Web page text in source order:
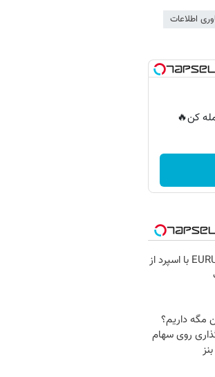
اطلاعات
کن🔥
ترید EURUSD با اسپرد از
مگه داریم؟
روی سهام